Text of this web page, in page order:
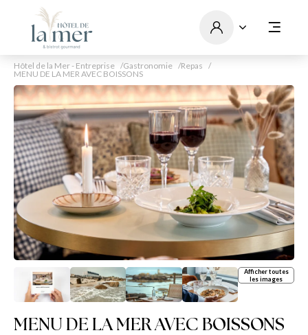
Hôtel de la Mer - Entreprise Gastronomie
Repas
MENU DE LA MER AVEC BOISSONS
Afficher toutes
les images
MENU DE LA MER AVEC BOISSONS